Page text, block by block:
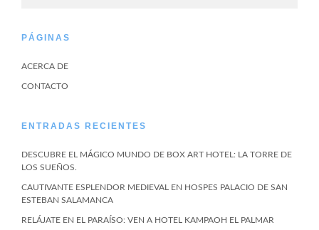
PÁGINAS
ACERCA DE
CONTACTO
ENTRADAS RECIENTES
DESCUBRE EL MÁGICO MUNDO DE BOX ART HOTEL: LA TORRE DE
LOS SUEÑOS.
CAUTIVANTE ESPLENDOR MEDIEVAL EN HOSPES PALACIO DE SAN
ESTEBAN SALAMANCA
RELÁJATE EN EL PARAÍSO: VEN A HOTEL KAMPAOH EL PALMAR